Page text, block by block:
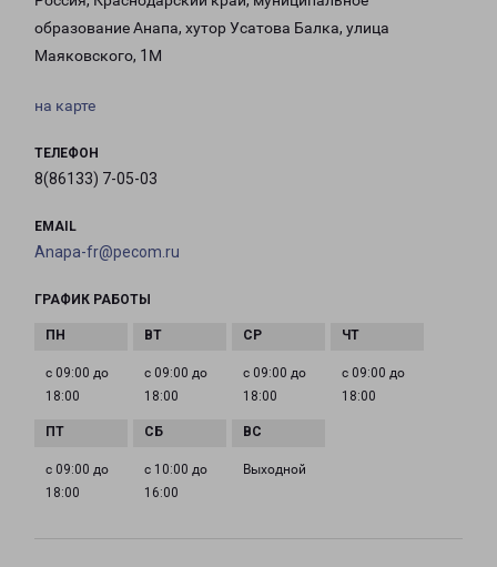
образование Анапа, хутор Усатова Балка, улица
Маяковского, 1М
на карте
ТЕЛЕФОН
8(86133) 7-05-03
EMAIL
Anapa-fr@pecom.ru
ГРАФИК РАБОТЫ
с 09:00 до
18:00
с 09:00 до
18:00
с 09:00 до
18:00
с 09:00 до
18:00
с 09:00 до
18:00
с 10:00 до
16:00
Выходной